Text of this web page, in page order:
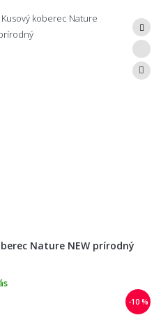
Nature NEW prírodný
-10 %